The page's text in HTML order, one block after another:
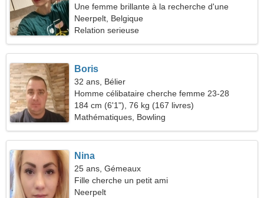
Une femme brillante à la recherche d'une
relation sérieuse
Neerpelt, Belgique
Relation serieuse
Boris
32 ans, Bélier
Homme célibataire cherche femme 23-28
184 cm (6'1"), 76 kg (167 livres)
Mathématiques, Bowling
Nina
25 ans, Gémeaux
Fille cherche un petit ami
Neerpelt